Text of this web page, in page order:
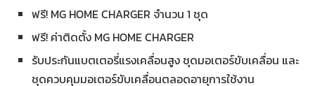
ฟรี! MG HOME CHARGER จำนวน 1 ชุด
ฟรี! ค่าติดตั้ง MG HOME CHARGER
รับประกันแบตเตอรี่แรงเคลื่อนสูง ชุดมอเตอร์ขับเคลื่อน และ
ชุดควบคุมมอเตอร์ขับเคลื่อนตลอดอายุการใช้งาน